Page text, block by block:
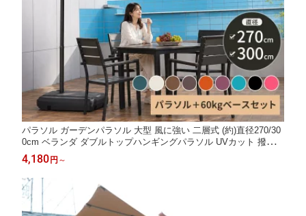
パラソル ガーデンパラソル 大型 風に強い 二層式 (約)直径270/30
0cm ベランダ ダブルトップハンギングパラソル UVカット 撥水
角度調整 ベース付き ガーデンパラソルセット 汎用 日除け パラソ
ルカバー 運動会 公園 海 プール
4,180円 ～